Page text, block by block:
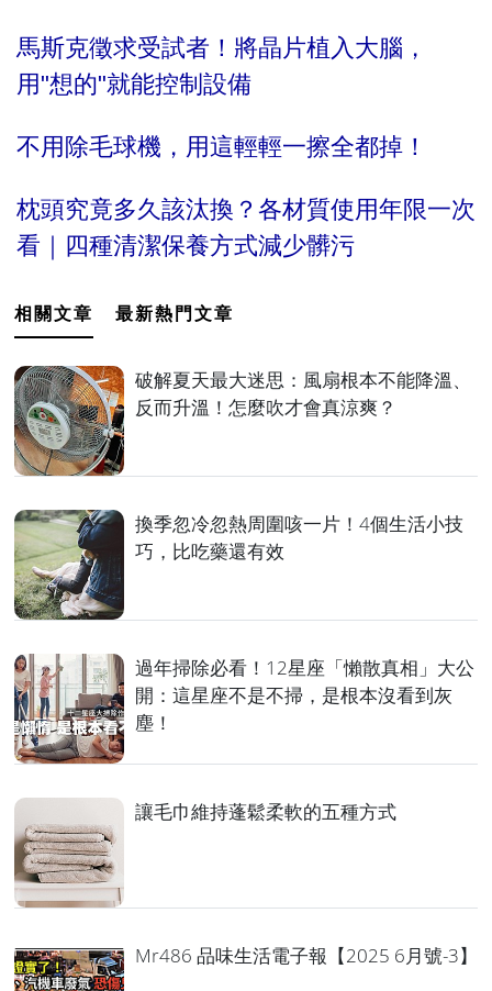
馬斯克徵求受試者！將晶片植入大腦，
用"想的"就能控制設備
不用除毛球機，用這輕輕一擦全都掉！
枕頭究竟多久該汰換？各材質使用年限一次
看｜四種清潔保養方式減少髒污
相關文章 最新熱門文章
破解夏天最大迷思：風扇根本不能降溫、
反而升溫！怎麼吹才會真涼爽？
換季忽冷忽熱周圍咳一片！4個生活小技
巧，比吃藥還有效
過年掃除必看！12星座「懶散真相」大公
開：這星座不是不掃，是根本沒看到灰
塵！
讓毛巾維持蓬鬆柔軟的五種方式
Mr486 品味生活電子報【2025 6月號-3】